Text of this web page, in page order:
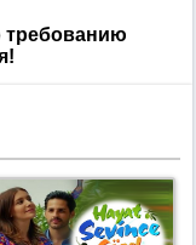
требованию